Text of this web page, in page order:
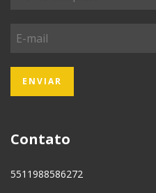
Contato
5511988586272